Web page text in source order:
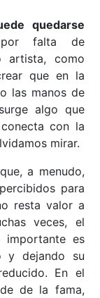
quedarse
falta de
artista, como
que en la
las manos de
algo que
con la
mirar.
a menudo,
para
resta valor a
veces, el
importante es
y dejando su
En el
de la fama,